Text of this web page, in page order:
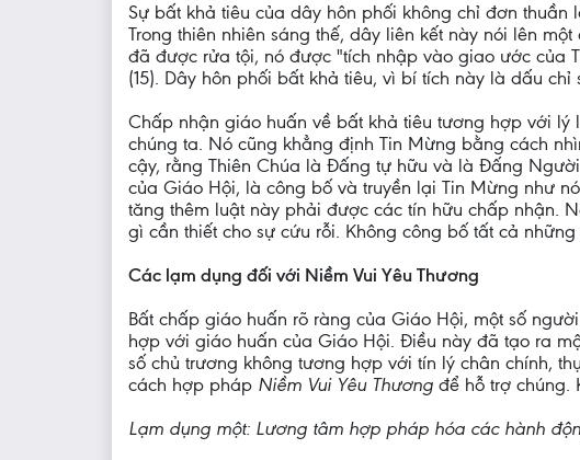
Sự bất khả tiêu của dây hôn phối không chỉ đơn
Trong thiên nhiên sáng thế, dây liên kết này nói lên
đã được rửa tội, nó được "tích nhập vào giao ước của
(15). Dây hôn phối bất khả tiêu, vì bí tích này là dấu
Chấp nhận giáo huấn về bất khả tiêu tương hợp với lý
chúng ta. Nó cũng khẳng định Tin Mừng bằng cách
cậy, rằng Thiên Chúa là Đấng tự hữu và là Đấng
của Giáo Hội, là công bố và truyền lại Tin Mừng như
tăng thêm luật này phải được các tín hữu chấp nhận.
gì cần thiết cho sự cứu rỗi. Không công bố tất cả
Các lạm dụng đối với Niềm Vui Yêu Thương
Bất chấp giáo huấn rõ ràng của Giáo Hội, một số
hợp với giáo huấn của Giáo Hội. Điều này đã tạo ra
số chủ trương không tương hợp với tín lý chân chính,
cách hợp pháp Niềm Vui Yêu Thương để hỗ trợ chúng.
Lạm dụng một: Lương tâm hợp pháp hóa các hành